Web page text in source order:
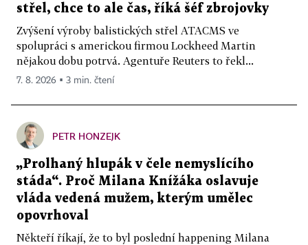
střel, chce to ale čas, říká šéf zbrojovky
Zvýšení výroby balistických střel ATACMS ve
spolupráci s americkou firmou Lockheed Martin
nějakou dobu potrvá. Agentuře Reuters to řekl...
7. 8. 2026 ▪ 3 min. čtení
PETR HONZEJK
„Prolhaný hlupák v čele nemyslícího
stáda“. Proč Milana Knížáka oslavuje
vláda vedená mužem, kterým umělec
opovrhoval
Někteří říkají, že to byl poslední happening Milana